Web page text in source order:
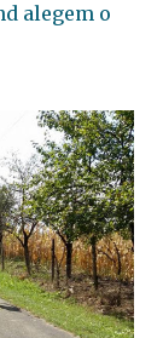
alegem o